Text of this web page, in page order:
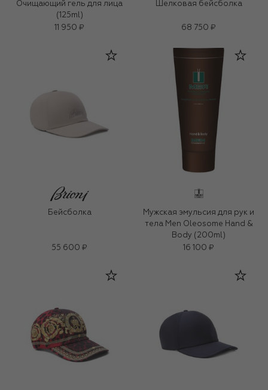
Очищающий гель для лица
(125ml)
11 950 ₽
Шелковая бейсболка
68 750 ₽
Бейсболка
55 600 ₽
Мужская эмульсия для рук и
тела Men Oleosome Hand &
Body (200ml)
16 100 ₽